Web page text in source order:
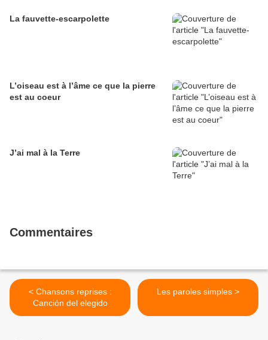
La fauvette-escarpolette
L’oiseau est à l’âme ce que la pierre
est au coeur
J’ai mal à la Terre
Commentaires
< Chansons reprises :
Canción del elegido
Les paroles simples >